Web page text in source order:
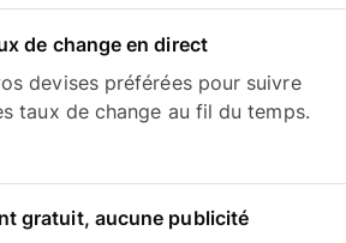
de change en direct
devises préférées pour suivre
taux de change au fil du temps.
gratuit, aucune publicité